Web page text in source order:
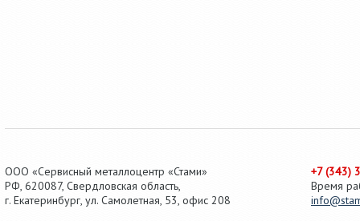
ООО «Сервисный металлоцентр «Стами»
РФ, 620087, Свердловская область,
г. Екатеринбург, ул. Самолетная, 53, офис 208
+7 (343)
Время